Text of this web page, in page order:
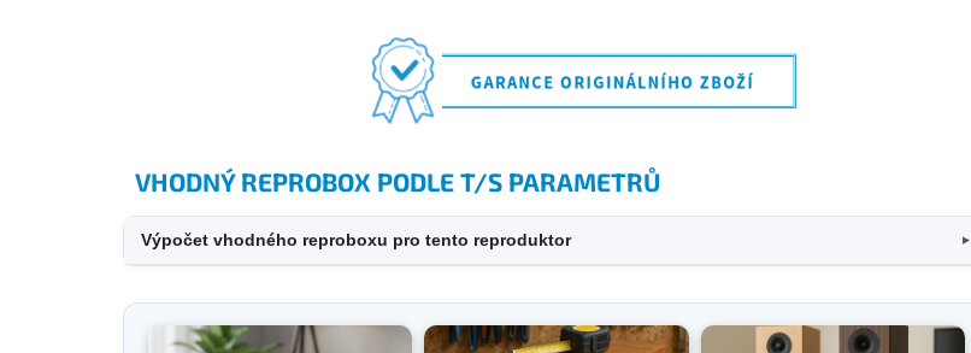
VHODNÝ REPROBOX PODLE T/S PARAMETRŮ
Výpočet vhodného reproboxu pro tento reproduktor ▼